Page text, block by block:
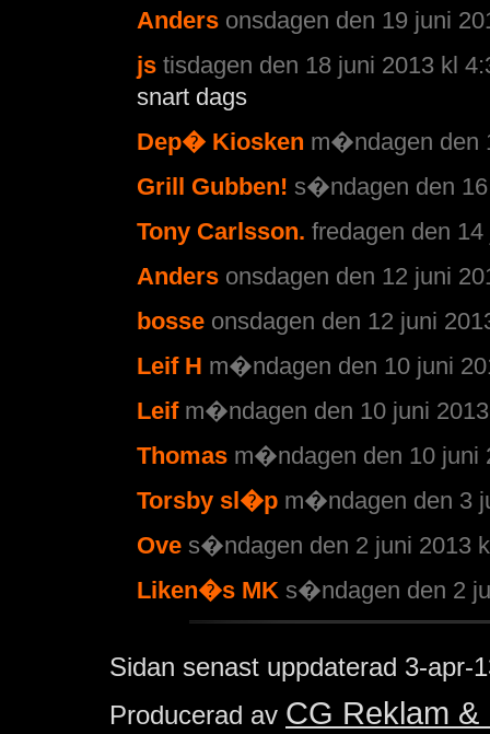
Anders onsdagen den 19 juni
js tisdagen den 18 juni 2013 kl
snart dags
Dep� Kiosken m�ndagen den
Grill Gubben! s�ndagen den
Tony Carlsson. fredagen den
Anders onsdagen den 12 juni
bosse onsdagen den 12 juni
Leif H m�ndagen den 10 juni
Leif m�ndagen den 10 juni
Thomas m�ndagen den 10 juni
Torsby sl�p m�ndagen den 3
Ove s�ndagen den 2 juni 2013
Liken�s MK s�ndagen den 2
Sidan senast uppdaterad 3-apr-
Producerad av CG Reklam &